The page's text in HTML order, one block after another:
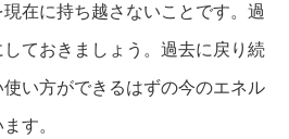
在に持ち越さないことです。過
ておきましょう。過去に戻り続
い方ができるはずの今のエネル
す。